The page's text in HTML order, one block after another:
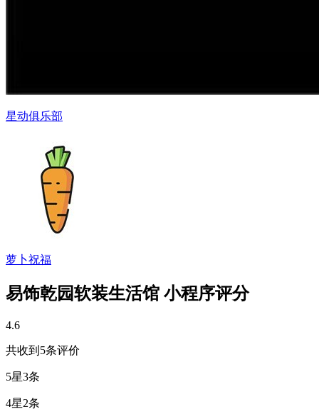
星动俱乐部
萝卜祝福
易饰乾园软装生活馆 小程序评分
4.6
共收到5条评价
5星3条
4星2条